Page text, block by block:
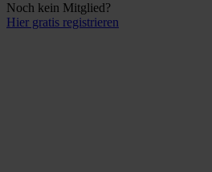
Noch kein Mitglied?
Hier gratis registrieren